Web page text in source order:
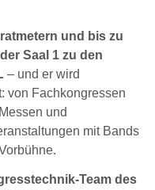
und bis zu
Saal 1 zu den
– und er wird
von Fachkongressen
und
mit Bands
Team des